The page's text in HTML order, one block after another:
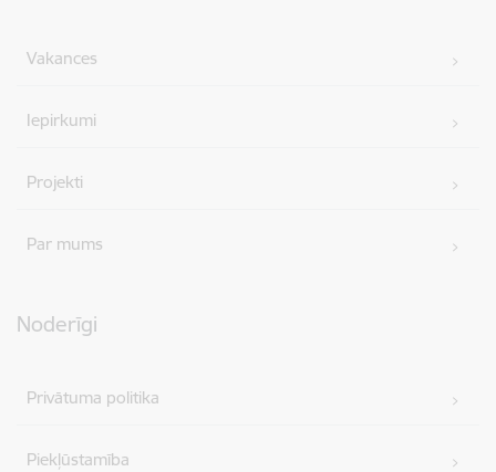
Vakances
Iepirkumi
Projekti
Par mums
Noderīgi
Privātuma politika
Piekļūstamība